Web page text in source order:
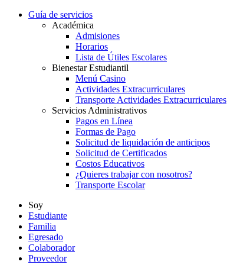
Guía de servicios
Académica
Admisiones
Horarios
Lista de Útiles Escolares
Bienestar Estudiantil
Menú Casino
Actividades Extracurriculares
Transporte Actividades Extracurriculares
Servicios Administrativos
Pagos en Línea
Formas de Pago
Solicitud de liquidación de anticipos
Solicitud de Certificados
Costos Educativos
¿Quieres trabajar con nosotros?
Transporte Escolar
Soy
Estudiante
Familia
Egresado
Colaborador
Proveedor